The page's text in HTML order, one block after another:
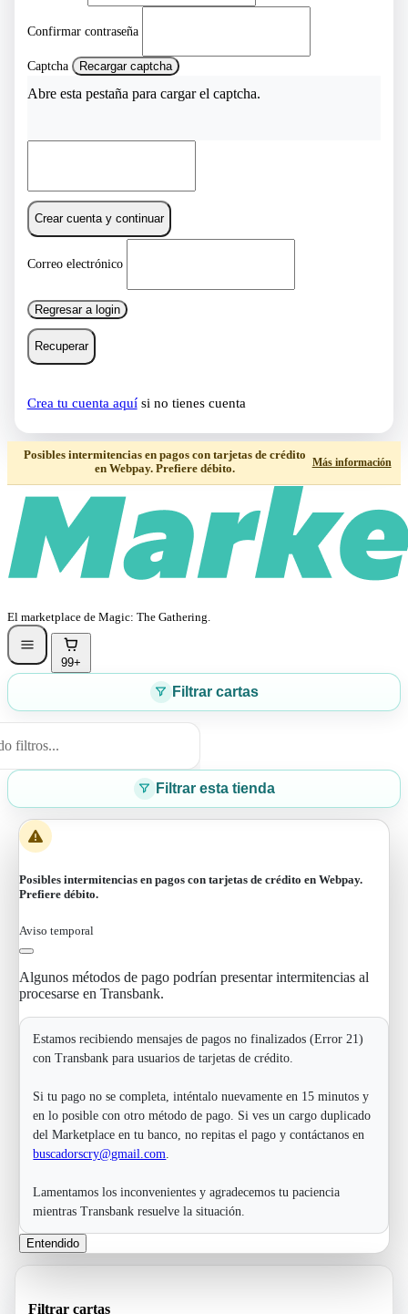
Confirmar contraseña
Captcha Recargar captcha
Abre esta pestaña para cargar el captcha.
Crear cuenta y continuar
Correo electrónico
Regresar a login
Recuperar
Crea tu cuenta aquísi no tienes cuenta
Posibles intermitencias en pagos con tarjetas de crédito
en Webpay. Prefiere débito.
Más información
El marketplace de Magic: The Gathering.
99+
Filtrar cartas
filtros...
Filtrar esta tienda
Posibles intermitencias en pagos con tarjetas de crédito en Webpay.
Prefiere débito.
Aviso temporal
Algunos métodos de pago podrían presentar intermitencias al
procesarse en Transbank.
Estamos recibiendo mensajes de pagos no finalizados (Error 21)
con Transbank para usuarios de tarjetas de crédito.
Si tu pago no se completa, inténtalo nuevamente en 15 minutos y
en lo posible con otro método de pago. Si ves un cargo duplicado
del Marketplace en tu banco, no repitas el pago y contáctanos en
buscadorscry@gmail.com
Lamentamos los inconvenientes y agradecemos tu paciencia
mientras Transbank resuelve la situación.
Entendido
Filtrar cartas